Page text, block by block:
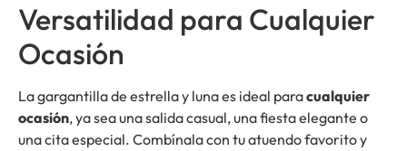
Versatilidad para Cualquier
Ocasión
La gargantilla de estrella y luna es ideal paracualquier
ocasión, ya sea una salida casual, una fiesta elegante o
una cita especial. Combínala con tu atuendo favorito y